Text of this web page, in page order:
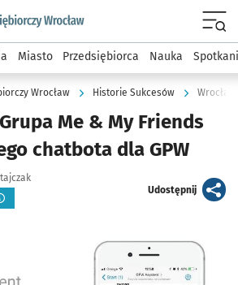
wroclaw.pl podserwis: Strategia
Miasto Przedsiębiorca Nauka
Wrocław Historie Sukcesów
Me & My Friends
chatbota dla GPW
Udostępnijartykuł